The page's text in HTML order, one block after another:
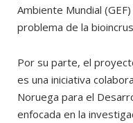
Ambiente Mundial
problema de la
Por su parte, el
es una iniciativa
Noruega para el
enfocada en la